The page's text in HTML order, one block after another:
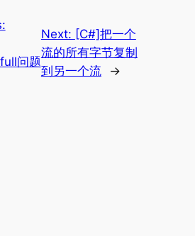
问题
Next: [C#]把一个
流的所有字节复制
到另一个流
→